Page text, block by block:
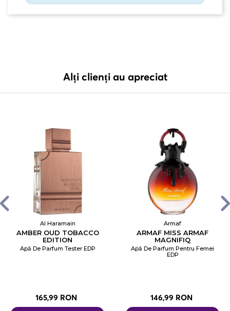
Alți clienți au apreciat
Al Haramain
AMBER OUD TOBACCO
EDITION
Apă De Parfum Tester EDP
165,99 RON
Armaf
ARMAF MISS ARMAF
MAGNIFIQ
Apă De Parfum Pentru Femei
EDP
146,99 RON